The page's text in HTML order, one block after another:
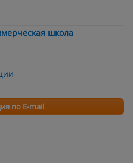
школа
по E-mail